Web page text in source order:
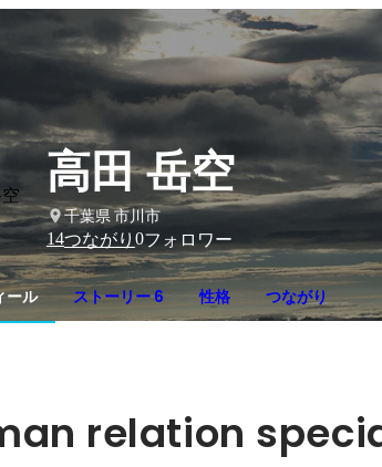
高田 岳空
千葉県 市川市
14つながり 0フォロワー
ール ストーリー 6 性格 つながり
relation